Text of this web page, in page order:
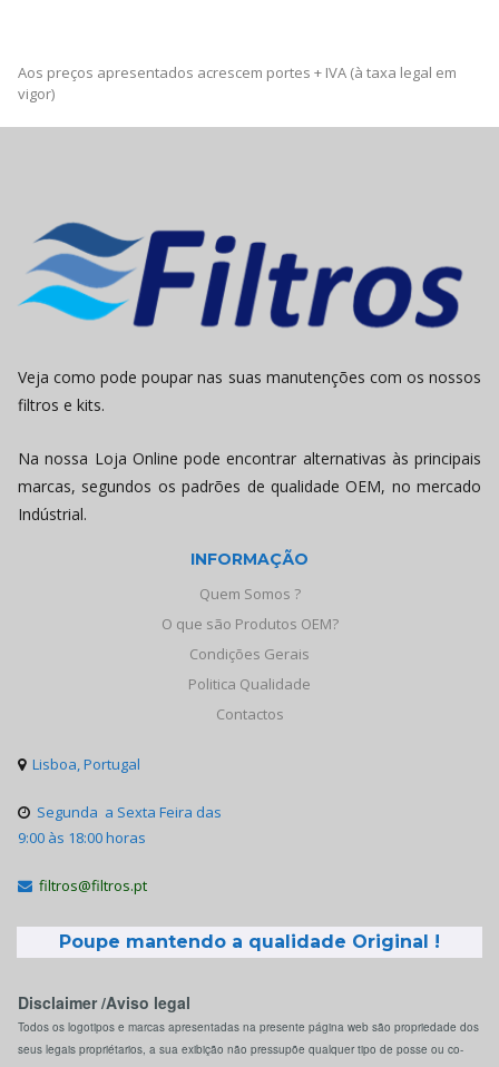
Aos preços apresentados acrescem portes + IVA (à taxa legal em
vigor)
Veja como pode poupar nas suas manutenções com os nossos
filtros e kits.
Na nossa Loja Online pode encontrar alternativas às principais
marcas, segundos os padrões de qualidade OEM, no mercado
Indústrial.
INFORMAÇÃO
Quem Somos ?
O que são Produtos OEM?
Condições Gerais
Politica Qualidade
Contactos
 Lisboa, Portugal
 Segunda a Sexta Feira das
9:00 às 18:00 horas
 filtros@filtros.pt
Poupe mantendo a qualidade Original !
Disclaimer /Aviso legal
Todos os logotipos e marcas apresentadas na presente página web são propriedade dos
seus legais propriétarios, a sua exibição não pressupõe qualquer tipo de posse ou co-